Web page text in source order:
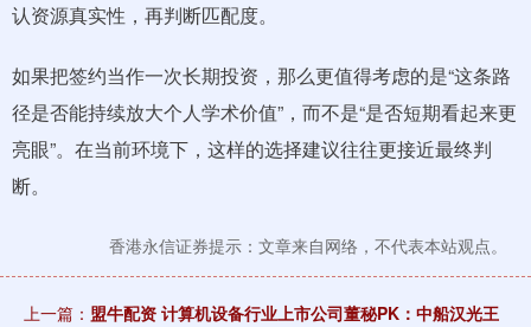
认资源真实性，再判断匹配度。
如果把签约当作一次长期投资，那么更值得考虑的是“这条路
径是否能持续放大个人学术价值”，而不是“是否短期看起来更
亮眼”。在当前环境下，这样的选择建议往往更接近最终判
断。
香港永信证券提示：文章来自网络，不代表本站观点。
上一篇： 盟牛配资 计算机设备行业上市公司董秘PK：中船汉光王